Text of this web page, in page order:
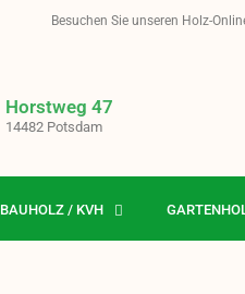
Besuchen Sie unseren Holz-
Horstweg 47
14482 Potsdam
BAUHOLZ / KVH